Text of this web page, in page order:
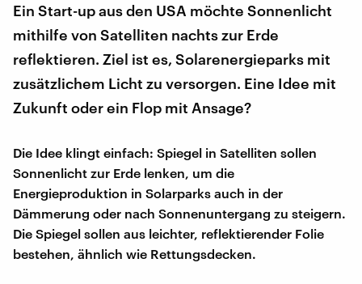
Ein Start-up aus den USA möchte Sonnenlicht
mithilfe von Satelliten nachts zur Erde
reflektieren. Ziel ist es, Solarenergieparks mit
zusätzlichem Licht zu versorgen. Eine Idee mit
Zukunft oder ein Flop mit Ansage?
Die Idee klingt einfach: Spiegel in Satelliten sollen
Sonnenlicht zur Erde lenken, um die
Energieproduktion in Solarparks auch in der
Dämmerung oder nach Sonnenuntergang zu steigern.
Die Spiegel sollen aus leichter, reflektierender Folie
bestehen, ähnlich wie Rettungsdecken.